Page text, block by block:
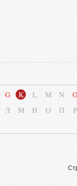
G K L M N
Л М Н О П Р